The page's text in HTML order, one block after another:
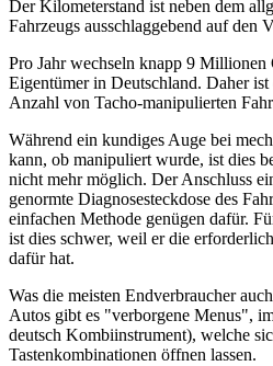
Der Kilometerstand ist neben dem
Fahrzeugs ausschlaggebend auf den
Pro Jahr wechseln knapp 9 Millionen
Eigentümer in Deutschland. Daher ist
Anzahl von Tacho-manipulierten
Während ein kundiges Auge bei
kann, ob manipuliert wurde, ist dies
nicht mehr möglich. Der Anschluss
genormte Diagnosesteckdose des
einfachen Methode genügen dafür.
ist dies schwer, weil er die
dafür hat.
Was die meisten Endverbraucher
Autos gibt es "verborgene Menus",
deutsch Kombiinstrument), welche
Tastenkombinationen öffnen lassen.